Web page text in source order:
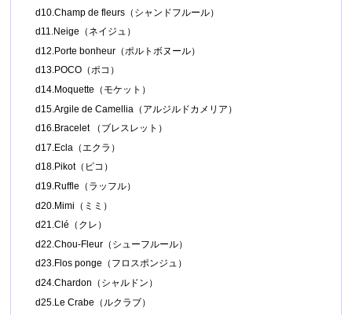
d10.Champ de fleurs（シャンドフルール）
d11.Neige（ネイジュ）
d12.Porte bonheur（ポルトボヌール）
d13.POCO（ポコ）
d14.Moquette（モケット）
d15.Argile de Camellia（アルジルドカメリア）
d16.Bracelet （ブレスレット）
d17.Ecla（エクラ）
d18.Pikot（ピコ）
d19.Ruffle（ラッフル）
d20.Mimi（ミミ）
d21.Clé（クレ）
d22.Chou-Fleur（シューフルール）
d23.Flos ponge（フロスポンジュ）
d24.Chardon（シャルドン）
d25.Le Crabe（ルクラブ）